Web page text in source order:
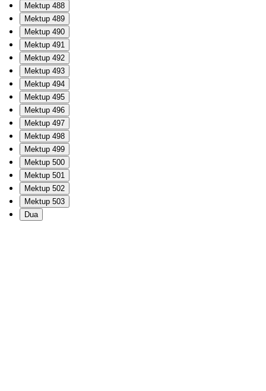
Mektup 488
Mektup 489
Mektup 490
Mektup 491
Mektup 492
Mektup 493
Mektup 494
Mektup 495
Mektup 496
Mektup 497
Mektup 498
Mektup 499
Mektup 500
Mektup 501
Mektup 502
Mektup 503
Dua